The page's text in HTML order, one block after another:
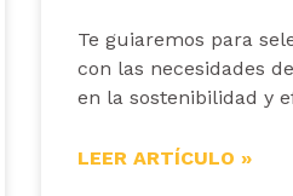
Te guiaremos para
con las necesidades
en la sostenibilidad y
LEER ARTÍCULO »